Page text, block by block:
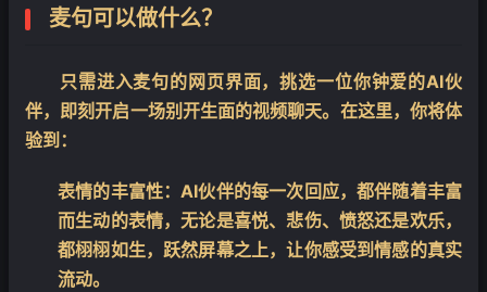
麦句可以做什么？
只需进入麦句的网页界面，挑选一位你钟爱的AI伙
伴，即刻开启一场别开生面的视频聊天。在这里，你将体
验到：
表情的丰富性：AI伙伴的每一次回应，都伴随着丰富
而生动的表情，无论是喜悦、悲伤、愤怒还是欢乐，
都栩栩如生，跃然屏幕之上，让你感受到情感的真实
流动。